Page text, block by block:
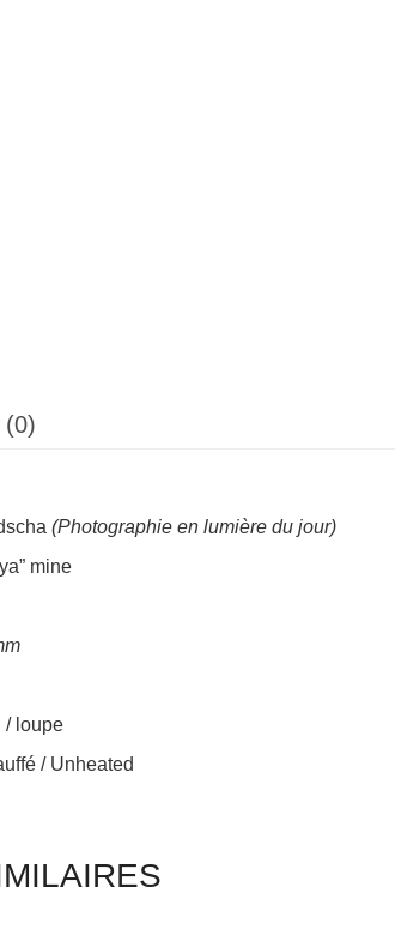
(0)
(Photographie en lumière du jour)
mine
/ loupe
/ Unheated